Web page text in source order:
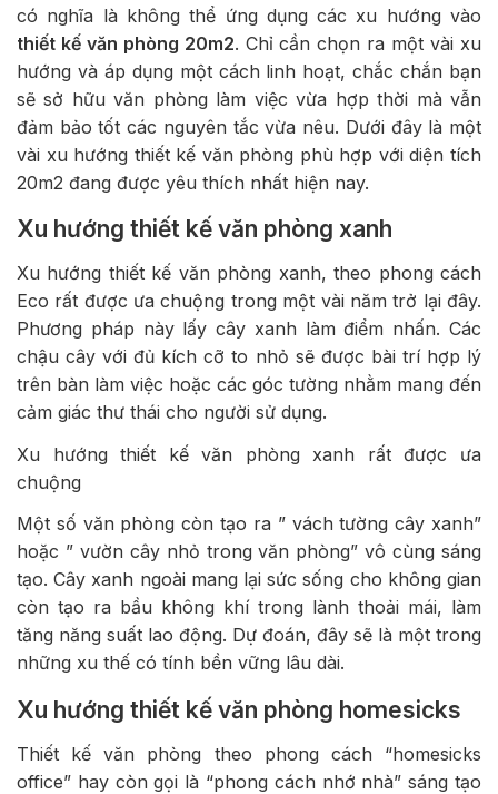
có nghĩa là không thể ứng dụng các xu hướng vào
thiết kế văn phòng 20m2. Chỉ cần chọn ra một vài xu
hướng và áp dụng một cách linh hoạt, chắc chắn bạn
sẽ sở hữu văn phòng làm việc vừa hợp thời mà vẫn
đảm bảo tốt các nguyên tắc vừa nêu. Dưới đây là một
vài xu hướng thiết kế văn phòng phù hợp với diện tích
20m2 đang được yêu thích nhất hiện nay.
Xu hướng thiết kế văn phòng xanh
Xu hướng thiết kế văn phòng xanh, theo phong cách
Eco rất được ưa chuộng trong một vài năm trở lại đây.
Phương pháp này lấy cây xanh làm điểm nhấn. Các
chậu cây với đủ kích cỡ to nhỏ sẽ được bài trí hợp lý
trên bàn làm việc hoặc các góc tường nhằm mang đến
cảm giác thư thái cho người sử dụng.
Xu hướng thiết kế văn phòng xanh rất được ưa
chuộng
Một số văn phòng còn tạo ra ” vách tường cây xanh”
hoặc ” vườn cây nhỏ trong văn phòng” vô cùng sáng
tạo. Cây xanh ngoài mang lại sức sống cho không gian
còn tạo ra bầu không khí trong lành thoải mái, làm
tăng năng suất lao động. Dự đoán, đây sẽ là một trong
những xu thế có tính bền vững lâu dài.
Xu hướng thiết kế văn phòng homesicks
Thiết kế văn phòng theo phong cách “homesicks
office” hay còn gọi là “phong cách nhớ nhà” sáng tạo